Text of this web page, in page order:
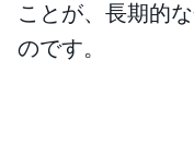
ことが、長期的
のです。